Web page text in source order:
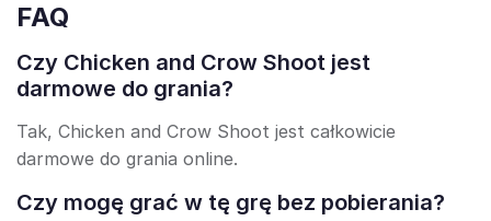
FAQ
Czy Chicken and Crow Shoot jest
darmowe do grania?
Tak, Chicken and Crow Shoot jest całkowicie
darmowe do grania online.
Czy mogę grać w tę grę bez pobierania?